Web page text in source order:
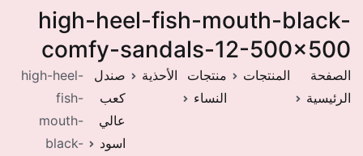
high-heel-fish-mouth-black-
comfy-sandals-12-500×500
الصفحة
الرئيسية
المنتجات
منتجات
النساء
الأحذية
صندل
كعب
عالي
اسود
high-heel-
fish-
mouth-
black-